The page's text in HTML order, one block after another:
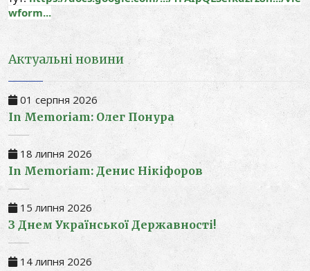
wform...
Актуальні новини
01 серпня 2026
In Memoriam: Олег Понура
18 липня 2026
In Memoriam: Денис Нікіфоров
15 липня 2026
З Днем Української Державності!
14 липня 2026